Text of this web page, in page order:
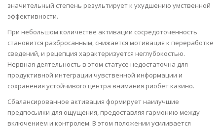
значительный степень результирует к ухудшению умственной
эффективности.
При небольшом количестве активации сосредоточенность
становится разбросанным, снижается мотивация к переработке
сведений, и рецепция характеризуется неглубокостью.
Нервная деятельность в этом статусе недостаточна для
продуктивной интеграции чувственной информации и
сохранения устойчивого центра внимания риобет казино.
Сбалансированное активация формирует наилучшие
предпосылки для ощущения, предоставляя гармонию между
включением и контролем. В этом положении усиливается